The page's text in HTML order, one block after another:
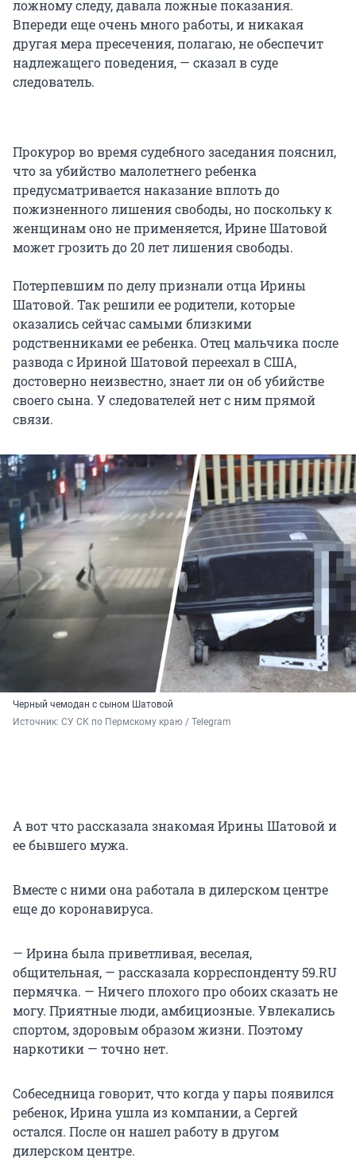
ложному следу, давала ложные показания.
Впереди еще очень много работы, и никакая
другая мера пресечения, полагаю, не обеспечит
надлежащего поведения, — сказал в суде
следователь.
Прокурор во время судебного заседания пояснил,
что за убийство малолетнего ребенка
предусматривается наказание вплоть до
пожизненного лишения свободы, но поскольку к
женщинам оно не применяется, Ирине Шатовой
может грозить до 20 лет лишения свободы.
Потерпевшим по делу признали отца Ирины
Шатовой. Так решили ее родители, которые
оказались сейчас самыми близкими
родственниками ее ребенка. Отец мальчика после
развода с Ириной Шатовой переехал в США,
достоверно неизвестно, знает ли он об убийстве
своего сына. У следователей нет с ним прямой
связи.
Черный чемодан с сыном Шатовой
Источник: СУ СК по Пермскому краю / Telegram
А вот что рассказала знакомая Ирины Шатовой и
ее бывшего мужа.
Вместе с ними она работала в дилерском центре
еще до коронавируса.
— Ирина была приветливая, веселая,
общительная, — рассказала корреспонденту 59.RU
пермячка. — Ничего плохого про обоих сказать не
могу. Приятные люди, амбициозные. Увлекались
спортом, здоровым образом жизни. Поэтому
наркотики — точно нет.
Собеседница говорит, что когда у пары появился
ребенок, Ирина ушла из компании, а Сергей
остался. После он нашел работу в другом
дилерском центре.